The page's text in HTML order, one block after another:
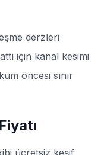
derzleri
için kanal kesimi
öncesi sınır
ücretsiz keşif